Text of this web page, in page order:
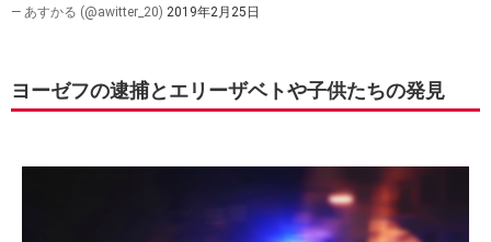
— あすかる (@awitter_20) 2019年2月25日
ヨーゼフの逮捕とエリーザベトや子供たちの発見